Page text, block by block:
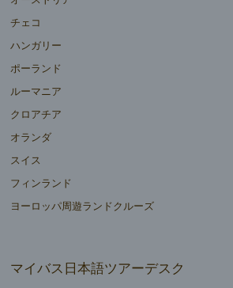
チェコ
ハンガリー
ポーランド
ルーマニア
クロアチア
オランダ
スイス
フィンランド
ヨーロッパ周遊ランドクルーズ
マイバス日本語ツアーデスク